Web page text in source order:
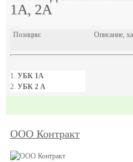
1А, 2А
Позиции: Описание,
1. УБК 1А
2. УБК 2 А
ООО Контракт